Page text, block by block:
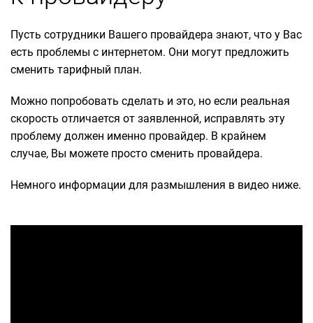
Пусть сотрудники Вашего провайдера знают, что у Вас
есть проблемы с интернетом. Они могут предложить
сменить тарифный план.
Можно попробовать сделать и это, но если реальная
скорость отличается от заявленной, исправлять эту
проблему должен именно провайдер. В крайнем
случае, Вы можете просто сменить провайдера.
Немного информации для размышления в видео ниже.